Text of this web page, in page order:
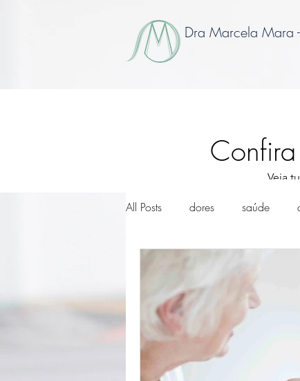
Dra Marcela
Veja
All Posts dores saúde
artrite reumatoide
sono acupuntura
artrose